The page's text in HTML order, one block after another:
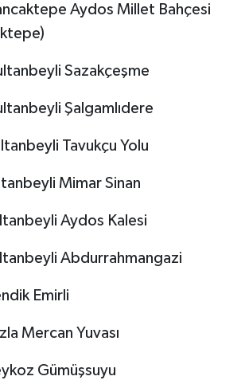
Aydos Millet Bahçesi
Sazakçeşme
Şalgamlıdere
Tavukçu Yolu
Mimar Sinan
Aydos Kalesi
Abdurrahmangazi
Emirli
Mercan Yuvası
Gümüşsuyu